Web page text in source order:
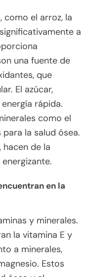
como el arroz, la
a
una fuente de
que
El azúcar,
rápida.
como el
la salud ósea.
hacen de la
en la
y minerales.
la vitamina E y
a minerales,
Estos